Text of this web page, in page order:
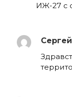
ИЖ-27 с
Сергей